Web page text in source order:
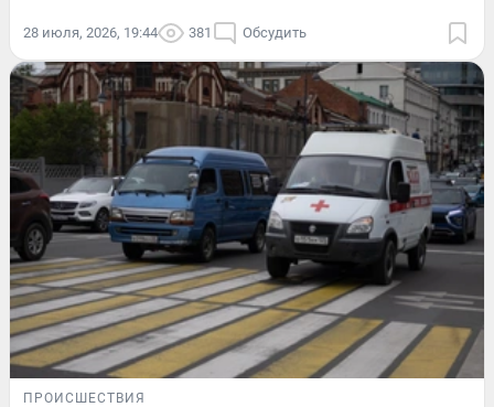
28 июля, 2026, 19:44 381 Обсудить
ПРОИСШЕСТВИЯ